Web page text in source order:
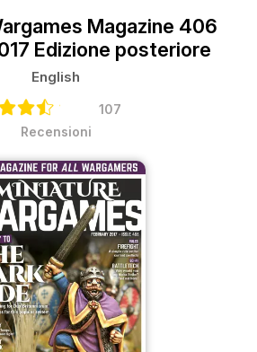
Magazine 406
Edizione posteriore
English
107
Recensioni